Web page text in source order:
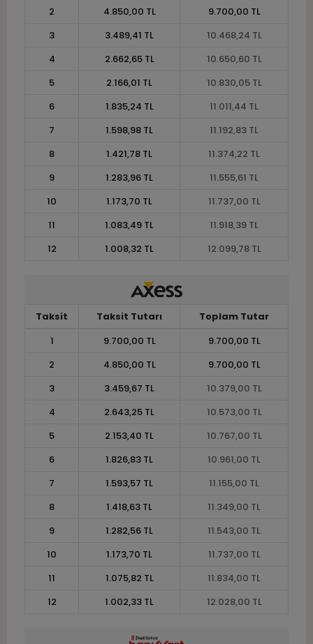
2 4.850,00 TL
9.700,00 TL
3
3.489,41 TL
10.468,24 TL
4
2.662,65 TL
10.650,60 TL
5
2.166,01 TL
10.830,05 TL
6
1.835,24 TL
11.011,44 TL
7
1.598,98 TL
11.192,83 TL
8
1.421,78 TL
11.374,22 TL
9
1.283,96 TL
11.555,61 TL
10
1.173,70 TL
11.737,00 TL
11
1.083,49 TL
11.918,39 TL
12
1.008,32 TL 12.099,78 TL
Taksit Taksit Tutarı
Toplam Tutar
1
9.700,00 TL
9.700,00 TL
2
4.850,00 TL
9.700,00 TL
3
3.459,67 TL
10.379,00 TL
4
2.643,25 TL
10.573,00 TL
5
2.153,40 TL
10.767,00 TL
6
1.826,83 TL
10.961,00 TL
7
1.593,57 TL
11.155,00 TL
8
1.418,63 TL
11.349,00 TL
9
1.282,56 TL
11.543,00 TL
10
1.173,70 TL
11.737,00 TL
11
1.075,82 TL
11.834,00 TL
12
1.002,33 TL 12.028,00 TL